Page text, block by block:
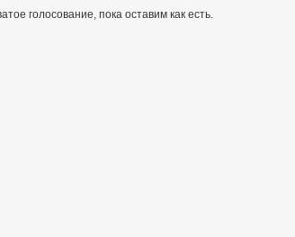
голосование, пока оставим как есть.